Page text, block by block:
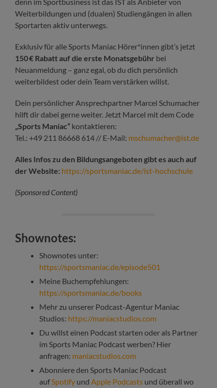
denn im Sportbusiness ist das IST als Anbieter von
Weiterbildungen und (dualen) Studiengängen in allen
Sportarten aktiv unterwegs.
Exklusiv für alle Sports Maniac Hörer*innen gibt’s jetzt
150 € Rabatt auf die erste Monatsgebühr bei
Neuanmeldung – ganz egal, ob du dich persönlich
weiterbildest oder dein Team verstärken willst.
Dein persönlicher Ansprechpartner Marcel Schumacher
hilft dir dabei gerne weiter. Jetzt Marcel mit dem Code
„Sports Maniac“ kontaktieren:
Tel.: +49 211 86668 614 // E-Mail: mschumacher@ist.de
Alles Infos zu den Bildungsangeboten gibt es auch auf
der Website: https://sportsmaniac.de/ist-hochschule
(Sponsored Content)
Shownotes:
Shownotes unter:
https://sportsmaniac.de/episode501
Meine Buchempfehlungen:
https://sportsmaniac.de/books
Mehr zu unserer Podcast-Agentur Maniac
Studios: https://maniacstudios.com
Du willst einen Podcast starten oder als Partner
im Sports Maniac Podcast werben? Hier
anfragen: maniacstudios.com
Abonniere den Sports Maniac Podcast
aufSpotify undApple Podcasts und überall wo